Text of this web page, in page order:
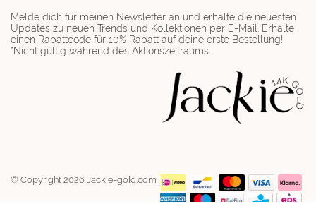
Melde dich für meinen Newsletter an und erhalte die neuesten
Updates zu neuen Trends und Kollektionen per E-Mail. Erhalte
einen Rabattcode für 10% Rabatt auf deine erste Bestellung!
*Nicht gültig während des Aktionszeitraums.
© Copyright 2026 Jackie-gold.com